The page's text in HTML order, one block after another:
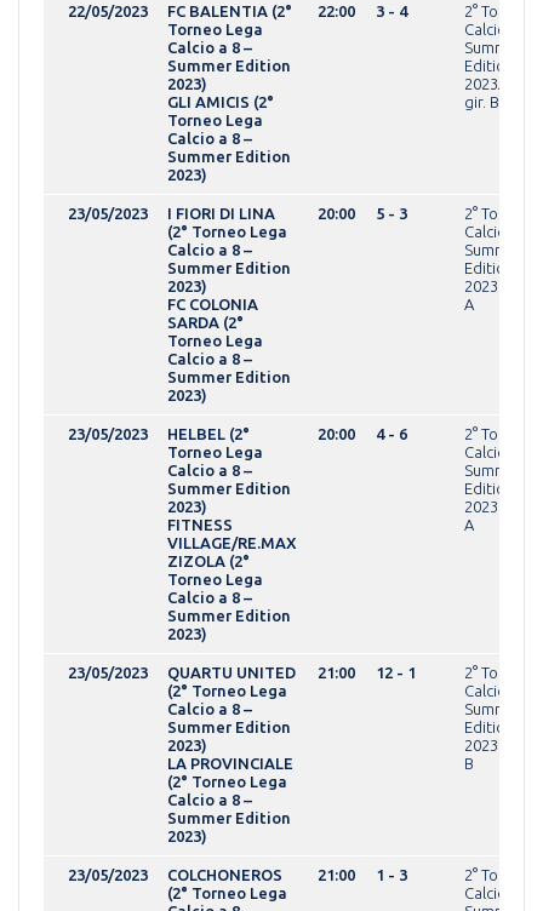
22/05/2023
FC BALENTIA (2°
Torneo Lega
Calcio a 8 –
Summer Edition
2023)
GLI AMICIS (2°
Torneo Lega
Calcio a 8 –
Summer Edition
2023)
22:00 3 - 4
2° Torneo
Calcio a 8 -
Summer
Edition
gir. B
23/05/2023
I FIORI DI LINA
(2° Torneo Lega
Calcio a 8 –
Summer Edition
2023)
FC COLONIA
SARDA (2°
Torneo Lega
Calcio a 8 –
Summer Edition
2023)
20:00 5 - 3
2° Torneo
Calcio a 8 -
Summer
Edition
A
23/05/2023
HELBEL (2°
Torneo Lega
Calcio a 8 –
Summer Edition
2023)
FITNESS
VILLAGE/RE.MAX
ZIZOLA (2°
Torneo Lega
Calcio a 8 –
Summer Edition
2023)
20:00 4 - 6
2° Torneo
Calcio a 8 -
Summer
Edition
A
23/05/2023
QUARTU UNITED
(2° Torneo Lega
Calcio a 8 –
Summer Edition
2023)
LA PROVINCIALE
(2° Torneo Lega
Calcio a 8 –
Summer Edition
2023)
21:00 12 - 1
2° Torneo
Calcio a 8 -
Summer
Edition
B
23/05/2023
COLCHONEROS
(2° Torneo Lega
21:00 1 - 3
2° Torneo
Calcio a 8 -